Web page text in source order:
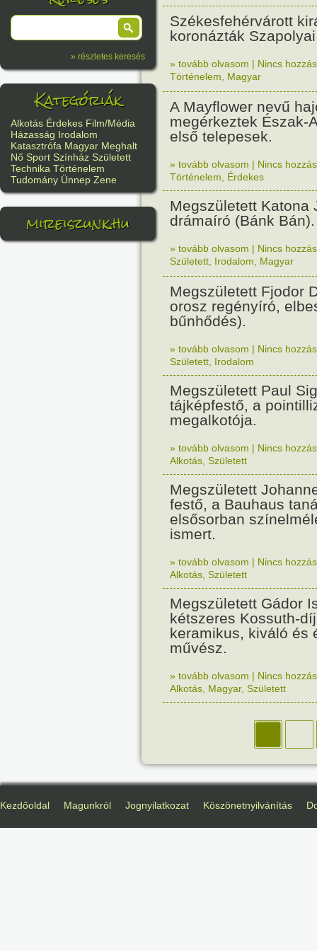
» részletes keresés
Kategóriák
Alkotás Érdekes Film/Média
Házasság Irodalom
Katasztrófa Magyar Meghalt
Nő Sport Színház Született
Technika Történelem
Tudomány Ünnep Zene
mireiszunk.hu
Székesfehérvárott
koronázták
» tovább olvasom | Nincs
Történelem
Magyar
A Mayflower nevű
megérkeztek Észak-
első telepesek.
» tovább olvasom | Nincs
Történelem
Érdekes
Megszületett Katona
drámaíró (Bánk Bán).
» tovább olvasom | Nincs
Született Irodalom Magyar
Megszületett Fjodor
orosz regényíró,
bűnhődés).
» tovább olvasom | Nincs
Született Irodalom
Megszületett Paul
tájképfestő, a
megalkotója.
» tovább olvasom | Nincs
Alkotás Született
Megszületett
festő, a Bauhaus
elsősorban
ismert.
» tovább olvasom | Nincs
Alkotás Született
Megszületett Gádor
kétszeres Kossuth-
keramikus, kiváló és
művész.
» tovább olvasom | Nincs
Alkotás Magyar, Született
Kezdőoldal Magunkról Jognyilatkozat Köszönetnyilvánítás